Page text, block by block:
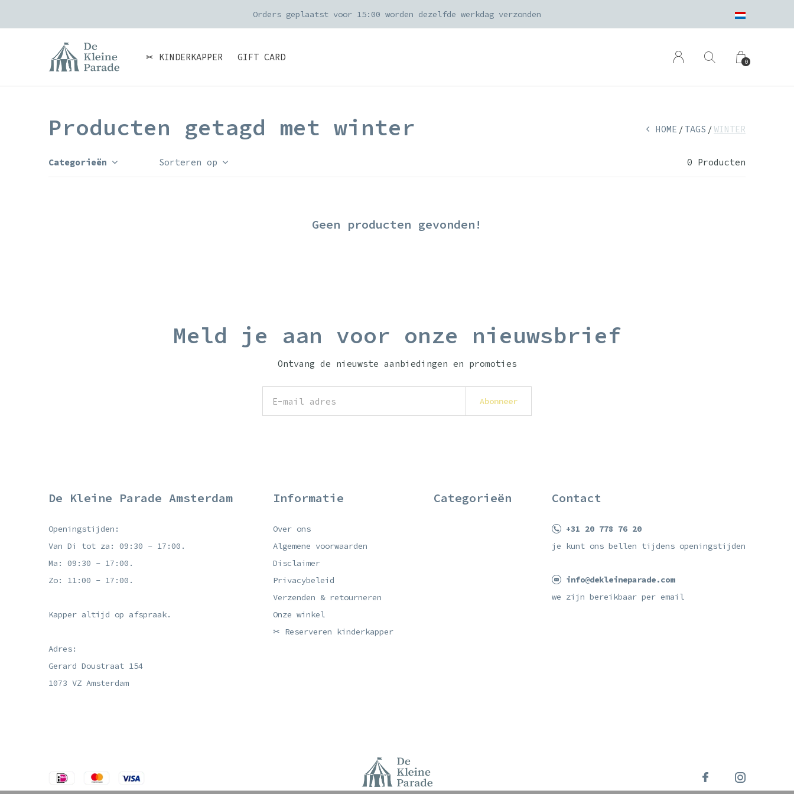
✂ KINDERKAPPER GIFT CARD 0
Orders geplaatst voor 15:00 worden dezelfde werkdag verzonden
Producten getagd met winter HOME TAGS WINTER
Categorieën Sorteren op 0 Producten
Geen producten gevonden!
Meld je aan voor onze nieuwsbrief
Ontvang de nieuwste aanbiedingen en promoties
Abonneer
De Kleine Parade Amsterdam
Openingstijden:
Van Di tot za: 09:30 - 17:00.
Ma: 09:30 - 17:00.
Zo: 11:00 - 17:00.
Kapper altijd op afspraak.
Adres:
Gerard Doustraat 154
1073 VZ Amsterdam
Informatie
Over ons
Algemene voorwaarden
Disclaimer
Privacybeleid
Verzenden & retourneren
Onze winkel
✂ Reserveren kinderkapper
Categorieën Contact
+31 20 778 76 20
je kunt ons bellen tijdens openingstijden
info@dekleineparade.com
we zijn bereikbaar per email